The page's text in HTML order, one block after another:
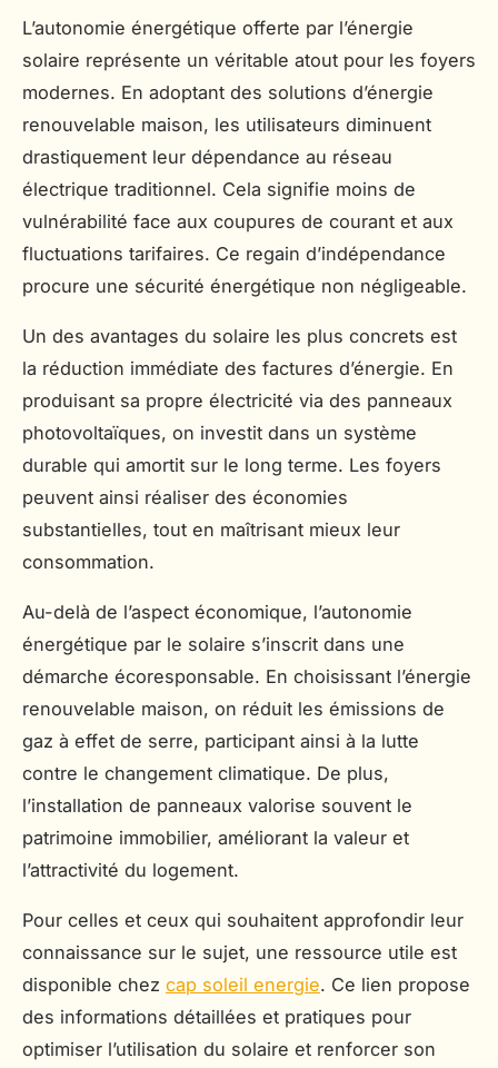
L’autonomie énergétique offerte par l’énergie
solaire représente un véritable atout pour les foyers
modernes. En adoptant des solutions d’énergie
renouvelable maison, les utilisateurs diminuent
drastiquement leur dépendance au réseau
électrique traditionnel. Cela signifie moins de
vulnérabilité face aux coupures de courant et aux
fluctuations tarifaires. Ce regain d’indépendance
procure une sécurité énergétique non négligeable.
Un des avantages du solaire les plus concrets est
la réduction immédiate des factures d’énergie. En
produisant sa propre électricité via des panneaux
photovoltaïques, on investit dans un système
durable qui amortit sur le long terme. Les foyers
peuvent ainsi réaliser des économies
substantielles, tout en maîtrisant mieux leur
consommation.
Au-delà de l’aspect économique, l’autonomie
énergétique par le solaire s’inscrit dans une
démarche écoresponsable. En choisissant l’énergie
renouvelable maison, on réduit les émissions de
gaz à effet de serre, participant ainsi à la lutte
contre le changement climatique. De plus,
l’installation de panneaux valorise souvent le
patrimoine immobilier, améliorant la valeur et
l’attractivité du logement.
Pour celles et ceux qui souhaitent approfondir leur
connaissance sur le sujet, une ressource utile est
disponible chez cap soleil energie. Ce lien propose
des informations détaillées et pratiques pour
optimiser l’utilisation du solaire et renforcer son